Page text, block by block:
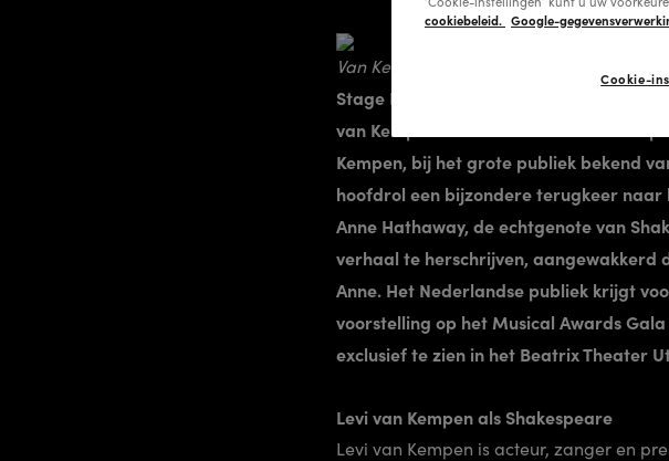
Van Kempen combineert pilotenbestaan
Stage Entertainment Nederland maakt
van Kempen de rol van William
Kempen, bij het grote publiek bekend
hoofdrol een bijzondere terugkeer
Anne Hathaway, de echtgenote van
verhaal te herschrijven, aangewakkerd
Anne. Het Nederlandse publiek krijgt
voorstelling op het Musical Awards
exclusief te zien in het Beatrix Theater
Levi van Kempen als Shakespeare
Levi van Kempen is acteur, zanger en
cookiebeleid. Google-
Cookie-